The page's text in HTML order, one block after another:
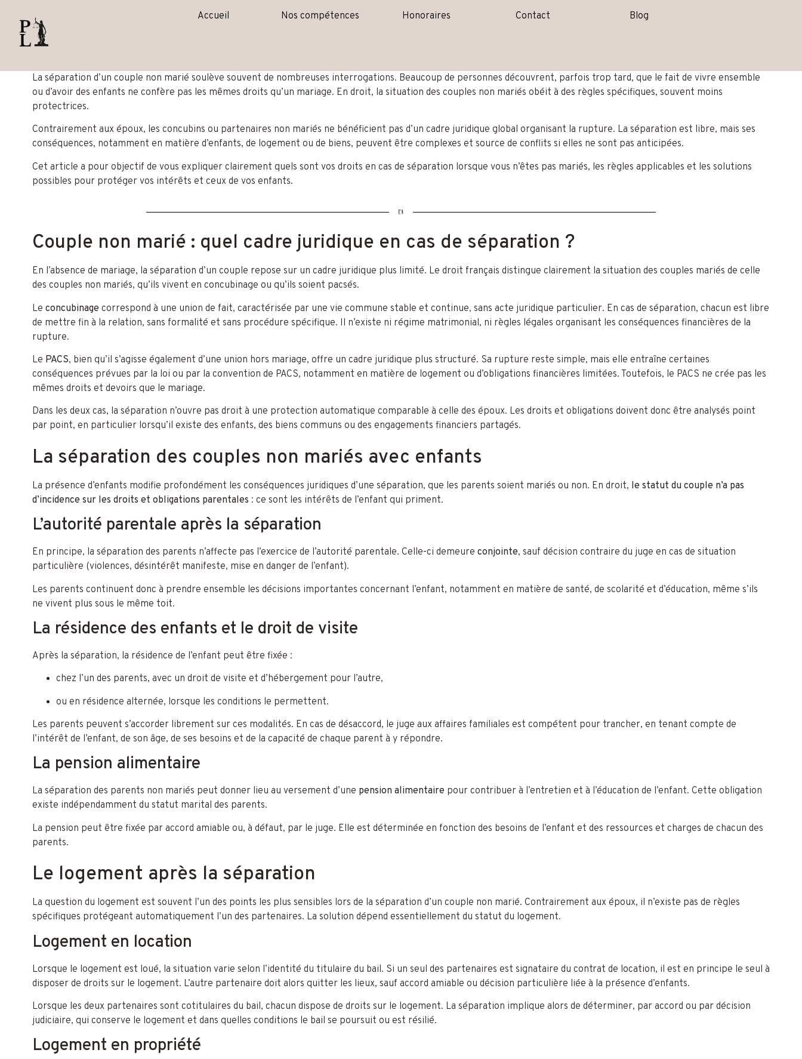
principal
Accueil Nos compétences Honoraires Contact Blog
La séparation d’un couple non marié soulève souvent de nombreuses interrogations. Beaucoup de personnes découvrent, parfois trop tard, que le fait de vivre ensemble
ou d’avoir des enfants ne confère pas les mêmes droits qu’un mariage. En droit, la situation des couples non mariés obéit à des règles spécifiques, souvent moins
protectrices.
Contrairement aux époux, les concubins ou partenaires non mariés ne bénéficient pas d’un cadre juridique global organisant la rupture. La séparation est libre, mais ses
conséquences, notamment en matière d’enfants, de logement ou de biens, peuvent être complexes et source de conflits si elles ne sont pas anticipées.
Cet article a pour objectif de vous expliquer clairement quels sont vos droits en cas de séparation lorsque vous n’êtes pas mariés, les règles applicables et les solutions
possibles pour protéger vos intérêts et ceux de vos enfants.
Couple non marié : quel cadre juridique en cas de séparation ?
En l’absence de mariage, la séparation d’un couple repose sur un cadre juridique plus limité. Le droit français distingue clairement la situation des couples mariés de celle
des couples non mariés, qu’ils vivent en concubinage ou qu’ils soient pacsés.
Le concubinage correspond à une union de fait, caractérisée par une vie commune stable et continue, sans acte juridique particulier. En cas de séparation, chacun est libre
de mettre fin à la relation, sans formalité et sans procédure spécifique. Il n’existe ni régime matrimonial, ni règles légales organisant les conséquences financières de la
rupture.
Le PACS, bien qu’il s’agisse également d’une union hors mariage, offre un cadre juridique plus structuré. Sa rupture reste simple, mais elle entraîne certaines
conséquences prévues par la loi ou par la convention de PACS, notamment en matière de logement ou d’obligations financières limitées. Toutefois, le PACS ne crée pas les
mêmes droits et devoirs que le mariage.
Dans les deux cas, la séparation n’ouvre pas droit à une protection automatique comparable à celle des époux. Les droits et obligations doivent donc être analysés point
par point, en particulier lorsqu’il existe des enfants, des biens communs ou des engagements financiers partagés.
La séparation des couples non mariés avec enfants
La présence d’enfants modifie profondément les conséquences juridiques d’une séparation, que les parents soient mariés ou non. En droit, le statut du couple n’a pas
d’incidence sur les droits et obligations parentales : ce sont les intérêts de l’enfant qui priment.
L’autorité parentale après la séparation
En principe, la séparation des parents n’affecte pas l’exercice de l’autorité parentale. Celle-ci demeure conjointe, sauf décision contraire du juge en cas de situation
particulière (violences, désintérêt manifeste, mise en danger de l’enfant).
Les parents continuent donc à prendre ensemble les décisions importantes concernant l’enfant, notamment en matière de santé, de scolarité et d’éducation, même s’ils
ne vivent plus sous le même toit.
La résidence des enfants et le droit de visite
Après la séparation, la résidence de l’enfant peut être fixée :
chez l’un des parents, avec un droit de visite et d’hébergement pour l’autre,
ou en résidence alternée, lorsque les conditions le permettent.
Les parents peuvent s’accorder librement sur ces modalités. En cas de désaccord, le juge aux affaires familiales est compétent pour trancher, en tenant compte de
l’intérêt de l’enfant, de son âge, de ses besoins et de la capacité de chaque parent à y répondre.
La pension alimentaire
La séparation des parents non mariés peut donner lieu au versement d’une pension alimentaire pour contribuer à l’entretien et à l’éducation de l’enfant. Cette obligation
existe indépendamment du statut marital des parents.
La pension peut être fixée par accord amiable ou, à défaut, par le juge. Elle est déterminée en fonction des besoins de l’enfant et des ressources et charges de chacun des
parents.
Le logement après la séparation
La question du logement est souvent l’un des points les plus sensibles lors de la séparation d’un couple non marié. Contrairement aux époux, il n’existe pas de règles
spécifiques protégeant automatiquement l’un des partenaires. La solution dépend essentiellement du statut du logement.
Logement en location
Lorsque le logement est loué, la situation varie selon l’identité du titulaire du bail. Si un seul des partenaires est signataire du contrat de location, il est en principe le seul à
disposer de droits sur le logement. L’autre partenaire doit alors quitter les lieux, sauf accord amiable ou décision particulière liée à la présence d’enfants.
Lorsque les deux partenaires sont cotitulaires du bail, chacun dispose de droits sur le logement. La séparation implique alors de déterminer, par accord ou par décision
judiciaire, qui conserve le logement et dans quelles conditions le bail se poursuit ou est résilié.
Logement en propriété